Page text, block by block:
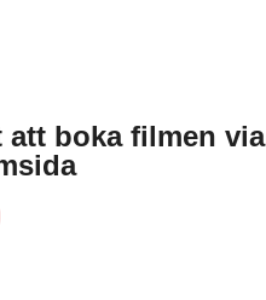
att boka filmen via